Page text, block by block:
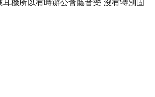
耳機所以有時辦公會聽音樂 沒有特別固
是一周某一天會固定聽'90